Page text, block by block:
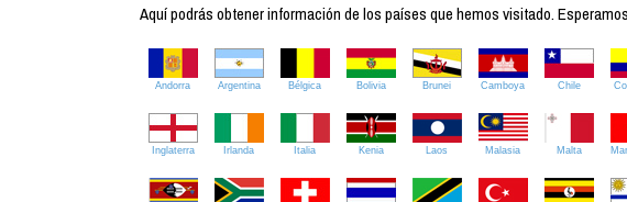
Aquí podrás obtener información de los países que hemos visitado.
Andorra Argentina Bélgica Bolivia Brunei Camboya Chile
Inglaterra Irlanda Italia Kenia Laos Malasia Malta